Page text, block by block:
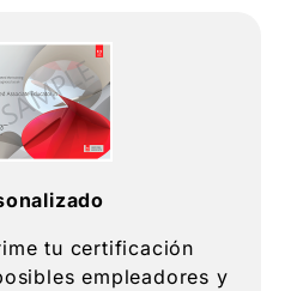
tu certificación
empleadores y